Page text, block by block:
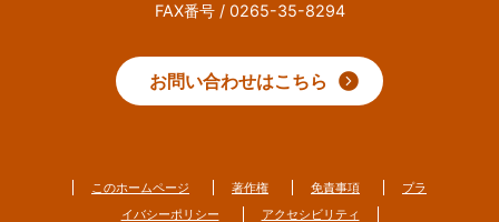
FAX番号 / 0265-35-8294
お問い合わせはこちら
このホームページ 著作権 免責事項
プラ
イバシーポリシー
アクセシビリティ